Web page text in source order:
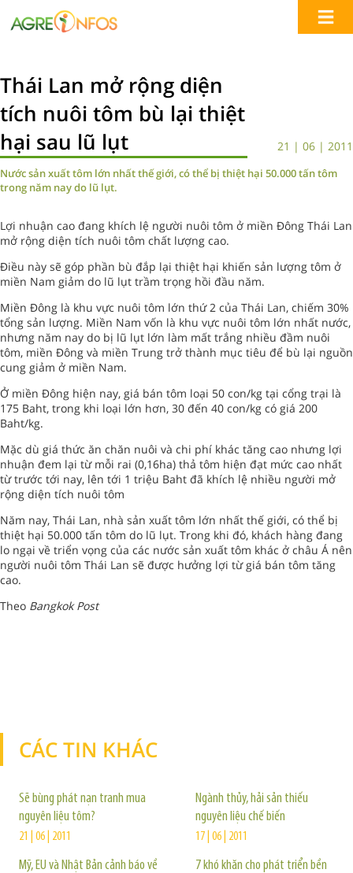
Thái Lan mở rộng diện
tích nuôi tôm bù lại thiệt
hại sau lũ lụt
21 | 06 | 2011
Nước sản xuất tôm lớn nhất thế giới, có thể bị thiệt hại 50.000 tấn tôm
trong năm nay do lũ lụt.
Lợi nhuận cao đang khích lệ người nuôi tôm ở miền Đông Thái Lan
mở rộng diện tích nuôi tôm chất lượng cao.
Điều này sẽ góp phần bù đắp lại thiệt hại khiến sản lượng tôm ở
miền Nam giảm do lũ lụt trầm trọng hồi đầu năm.
Miền Đông là khu vực nuôi tôm lớn thứ 2 của Thái Lan, chiếm 30%
tổng sản lượng. Miền Nam vốn là khu vực nuôi tôm lớn nhất nước,
nhưng năm nay do bị lũ lụt lớn làm mất trắng nhiều đầm nuôi
tôm, miền Đông và miền Trung trở thành mục tiêu để bù lại nguồn
cung giảm ở miền Nam.
Ở miền Đông hiện nay, giá bán tôm loại 50 con/kg tại cổng trại là
175 Baht, trong khi loại lớn hơn, 30 đến 40 con/kg có giá 200
Baht/kg.
Mặc dù giá thức ăn chăn nuôi và chi phí khác tăng cao nhưng lợi
nhuận đem lại từ mỗi rai (0,16ha) thả tôm hiện đạt mức cao nhất
từ trước tới nay, lên tới 1 triệu Baht đã khích lệ nhiều người mở
rộng diện tích nuôi tôm
Năm nay, Thái Lan, nhà sản xuất tôm lớn nhất thế giới, có thể bị
thiệt hại 50.000 tấn tôm do lũ lụt. Trong khi đó, khách hàng đang
lo ngại về triển vọng của các nước sản xuất tôm khác ở châu Á nên
người nuôi tôm Thái Lan sẽ được hưởng lợi từ giá bán tôm tăng
cao.
Theo Bangkok Post
CÁC TIN KHÁC
Sẽ bùng phát nạn tranh mua
nguyên liệu tôm?
21 | 06 | 2011
Mỹ, EU và Nhật Bản cảnh báo về
Ngành thủy, hải sản thiếu
nguyên liệu chế biến
17 | 06 | 2011
7 khó khăn cho phát triển bền